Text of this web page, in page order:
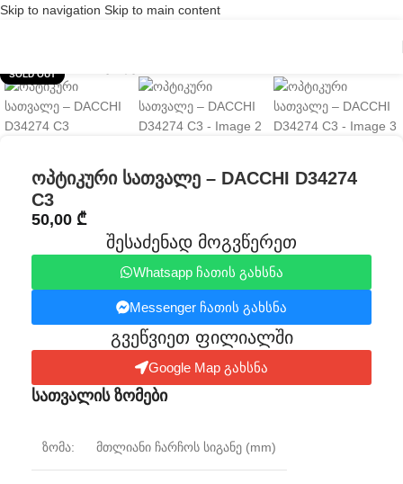
Skip to navigation Skip to main content
SOLD OUT
ოპტიკური სათვალე – DACCHI D34274
C3
50,00 ₾
შესაძენად მოგვწერეთ
Whatsapp ჩათის გახსნა
Messenger ჩათის გახსნა
გვეწვიეთ ფილიალში​
Google Map გახსნა
სათვალის ზომები
ზომა: მთლიანი ჩარჩოს სიგანე (mm)